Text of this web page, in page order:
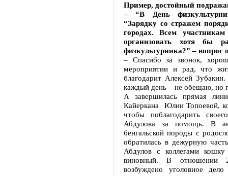
Пример, достойный
– “В День
“Зарядку со стражем
городах. Всем
организовать хотя
физкультурника?” –
– Спасибо за звонок,
мероприятии и рад, что
благодарит Алексей
каждый день – не обещаю, но
А завершилась прямая
Кайеркана Юлии Топоевой,
чтобы поблагодарить
Абдулова за помощь. В
бенгальской породы с
обратилась в дежурную
Абдулов с коллегами
виновный. В отношении
возбуждено уголовное